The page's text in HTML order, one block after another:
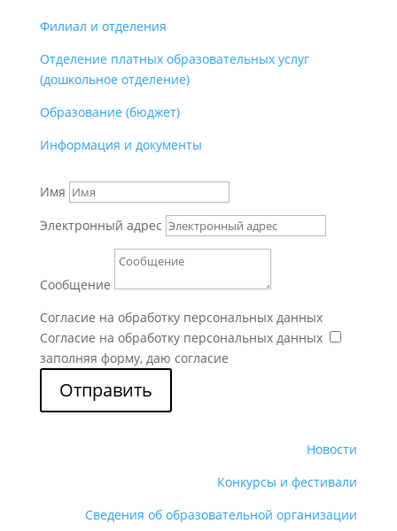
Филиал и отделения
Отделение платных образовательных услуг
(дошкольное отделение)
Образование (бюджет)
Информация и документы
Имя
Электронный адрес
Сообщение
Согласие на обработку персональных данных
Согласие на обработку персональных данных
заполняя форму, даю согласие
Отправить
Новости
Конкурсы и фестивали
Сведения об образовательной организации